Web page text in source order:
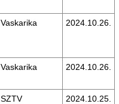
Vaskarika 2024.10.26.
Vaskarika 2024.10.26.
SZTV 2024.10.25.